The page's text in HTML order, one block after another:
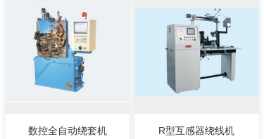
数控全自动绕套机 R型互感器绕线机